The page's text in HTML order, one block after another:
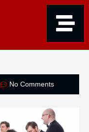
No Comments